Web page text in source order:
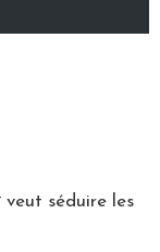
séduire les